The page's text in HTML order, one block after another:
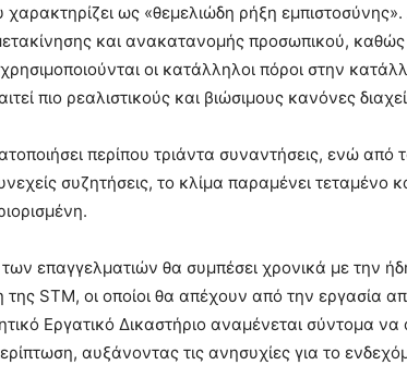
χαρακτηρίζει ως «θεμελιώδη ρήξη
και ανακατανομής προσωπικού, καθώς
οι κατάλληλοι πόροι στην
πιο ρεαλιστικούς και βιώσιμους κανόνες
περίπου τριάντα συναντήσεις, ενώ από
συζητήσεις, το κλίμα παραμένει
επαγγελματιών θα συμπέσει χρονικά με την
STM, οι οποίοι θα απέχουν από την εργασία
Εργατικό Δικαστήριο αναμένεται σύντομα
αυξάνοντας τις ανησυχίες για το